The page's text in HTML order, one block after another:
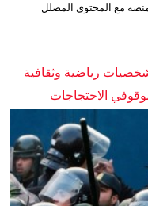
مع المحتوى المضلل
رياضية وثقافية
الاحتجاجات